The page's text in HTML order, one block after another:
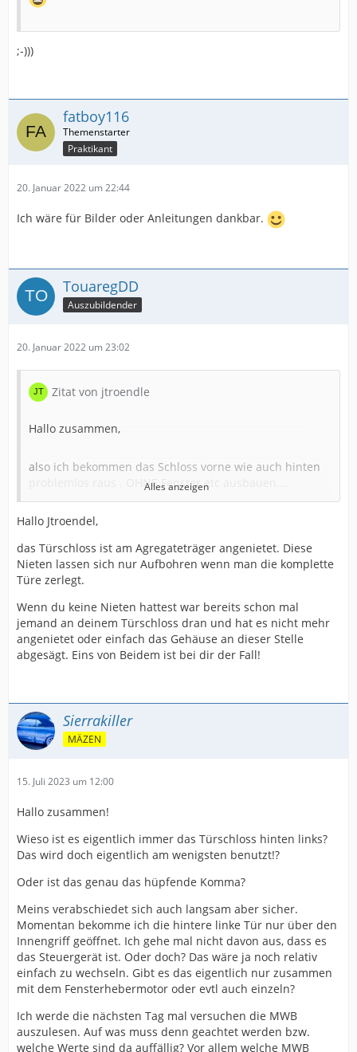
;-)))
fatboy116
Praktikant
20. Januar 2022 um 22:44
Ich wäre für Bilder oder Anleitungen dankbar.
TouaregDD
Auszubildender
20. Januar 2022 um 23:02
Zitat von jtroendle
Hallo zusammen,
also ich bekommen das Schloss vorne wie auch hinten
problemlos raus . OHNE Fenster etc ausbauen....
Türverkleidung ab , Steuerunng für FH etc ab.. dann das
Mir erschliesst sich leide nicht wieso das Fenster bzw
der Innnrahmen raus muss. ausser man Hände wie ein
Elefant.
Viele Grüsse
Alles anzeigen
Hallo Jtroendel,
das Türschloss ist am Agregateträger angenietet. Diese
Nieten lassen sich nur Aufbohren wenn man die komplette
Türe zerlegt.
Wenn du keine Nieten hattest war bereits schon mal
jemand an deinem Türschloss dran und hat es nicht mehr
angenietet oder einfach das Gehäuse an dieser Stelle
abgesägt. Eins von Beidem ist bei dir der Fall!
Sierrakiller
MÄZEN
15. Juli 2023 um 12:00
Hallo zusammen!
Wieso ist es eigentlich immer das Türschloss hinten links?
Das wird doch eigentlich am wenigsten benutzt!?
Oder ist das genau das hüpfende Komma?
Meins verabschiedet sich auch langsam aber sicher.
Momentan bekomme ich die hintere linke Tür nur über den
Innengriff geöffnet. Ich gehe mal nicht davon aus, dass es
das Steuergerät ist. Oder doch? Das wäre ja noch relativ
einfach zu wechseln. Gibt es das eigentlich nur zusammen
mit dem Fensterhebermotor oder evtl auch einzeln?
Ich werde die nächsten Tag mal versuchen die MWB
auszulesen. Auf was muss denn geachtet werden bzw.
welche Werte sind da auffällig? Vor allem welche MWB